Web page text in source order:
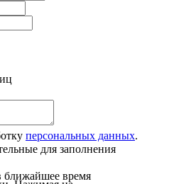
персональных данных.
для заполнения
ближайшее время